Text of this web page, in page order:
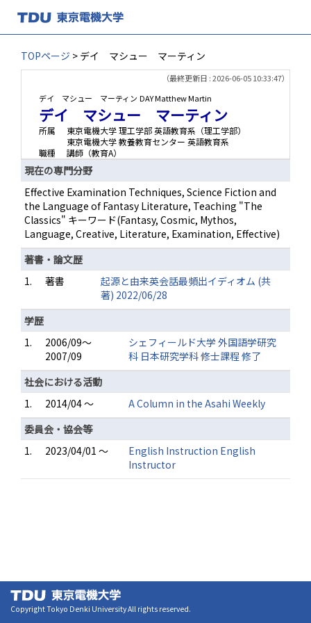
TOPページ > デイ マシュー マーティン
（最終更新日 : 2026-06-05 10:33:47）
デイ マシュー マーティン DAY Matthew Martin
デイ マシュー マーティン
所属
東京電機大学 理工学部 英語教育系（理工学部）
東京電機大学 教養教育センター 英語教育系
職種
講師（教育A）
現在の専門分野
Effective Examination Techniques, Science Fiction and
the Language of Fantasy Literature, Teaching "The
Classics" キーワード(Fantasy, Cosmic, Mythos,
Language, Creative, Literature, Examination, Effective)
著書・論文歴
1.
著書
起源と由来英会話最頻出イディオム (共
著) 2022/06/28
学歴
1.
2006/09～
2007/09
シェフィールド大学 外国語学研究
科 日本研究学科 修士課程 修了
社会における活動
1.
2014/04 ～
A Column in the Asahi Weekly
委員会・協会等
1.
2023/04/01 ～
English Instruction English
Instructor
Copyright Tokyo Denki University All rights reserved.